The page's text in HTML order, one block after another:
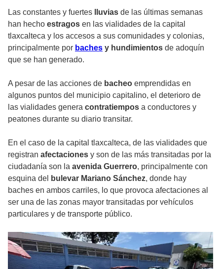
Las constantes y fuertes lluvias de las últimas semanas
han hecho estragos en las vialidades de la capital
tlaxcalteca y los accesos a sus comunidades y colonias,
principalmente por baches y hundimientos de adoquín
que se han generado.
A pesar de las acciones de bacheo emprendidas en
algunos puntos del municipio capitalino, el deterioro de
las vialidades genera contratiempos a conductores y
peatones durante su diario transitar.
En el caso de la capital tlaxcalteca, de las vialidades que
registran afectaciones y son de las más transitadas por la
ciudadanía son la avenida Guerrero, principalmente con
esquina del
bulevar Mariano Sánchez, donde hay
baches en ambos carriles, lo que provoca afectaciones al
ser una de las zonas mayor transitadas por vehículos
particulares y de transporte público.